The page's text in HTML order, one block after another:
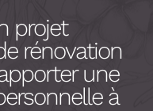
projet
rénovation
une
à